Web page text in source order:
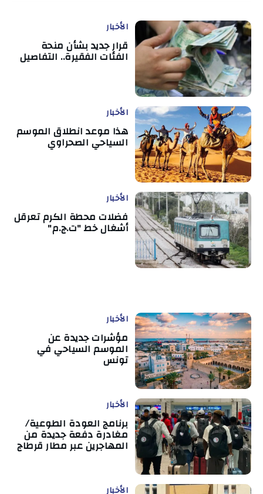
الأخبار
قرار جديد بشأن منحة
الفئات الفقيرة.. التفاصيل
الأخبار
هذا موعد انطلاق الموسم
السياحي الصحراوي
الأخبار
فضلات محطة الكرم تعرقل
أشغال خط "ت.ج.م"
الأخبار
مؤشرات جديدة عن
الموسم السياحي في
تونس
الأخبار
برنامج العودة الطوعية/
مغادرة دفعة جديدة من
المهاجرين عبر مطار قرطاج
الأخبار